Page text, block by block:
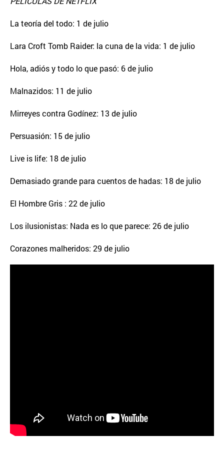
La teoría del todo: 1 de julio
Lara Croft Tomb Raider: la cuna de la vida: 1 de julio
Hola, adiós y todo lo que pasó: 6 de julio
Malnazidos: 11 de julio
Mirreyes contra Godínez: 13 de julio
Persuasión: 15 de julio
Live is life: 18 de julio
Demasiado grande para cuentos de hadas: 18 de julio
El Hombre Gris : 22 de julio
Los ilusionistas: Nada es lo que parece: 26 de julio
Corazones malheridos: 29 de julio